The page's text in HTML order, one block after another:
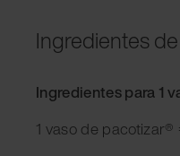
Ingredientes
Ingredientes para 1
1 vaso de pacotizar®